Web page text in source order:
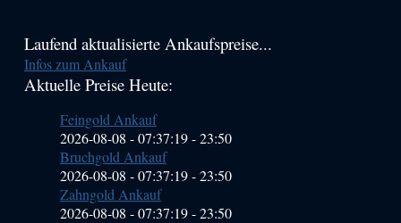
Haupt-
Sidebar
Laufend aktualisierte Ankaufspreise...
Infos zum Ankauf
Aktuelle Preise Heute:
Feingold Ankauf
2026-08-08 - 07:37:19-23:50
Bruchgold Ankauf
2026-08-08 - 07:37:19-23:50
Zahngold Ankauf
2026-08-08 - 07:37:19-23:50